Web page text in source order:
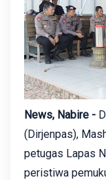
News, Nabire -
(Dirjenpas),
petugas Lapas
peristiwa